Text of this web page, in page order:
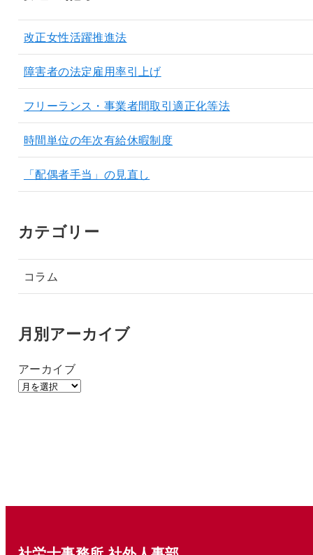
改正女性活躍推進法
障害者の法定雇用率引上げ
フリーランス・事業者間取引適正化等法
時間単位の年次有給休暇制度
「配偶者手当」の見直し
カテゴリー
コラム
月別アーカイブ
アーカイブ